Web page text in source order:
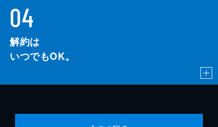
04
解約は
いつでもOK。